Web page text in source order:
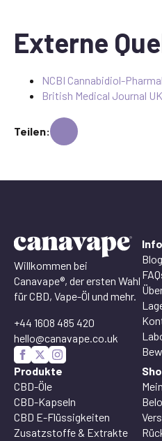
Externe
NCBI Cannabidiol-
British Medical Journal
Teilen:
Willkommen bei
Canavape®, der ersten Wahl
für CBD, Vape-Öl und mehr.
+44 1608 485 420
hello@canavape.co.uk
Blog
Produkte
CBD-Öle
CBD-Kapseln
CBD E-Flüssigkeiten
Zusatzstoffe & Extrakte